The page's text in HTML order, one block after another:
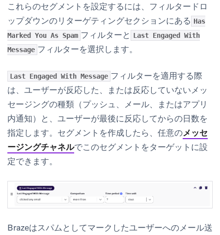
これらのセグメントを設定するには、フィルタードロ
ップダウンのリターゲティングセクションにある Has
Marked You As Spam フィルターと Last Engaged With
Message フィルターを選択します。
Last Engaged With Message フィルターを適用する際
は、ユーザーが反応した、または反応していないメッ
セージングの種類（プッシュ、メール、またはアプリ
内通知）と、ユーザーが最後に反応してからの日数を
指定します。セグメントを作成したら、任意のメッセ
ージングチャネルでこのセグメントをターゲットに設
定できます。
Brazeはスパムとしてマークしたユーザーへのメール送